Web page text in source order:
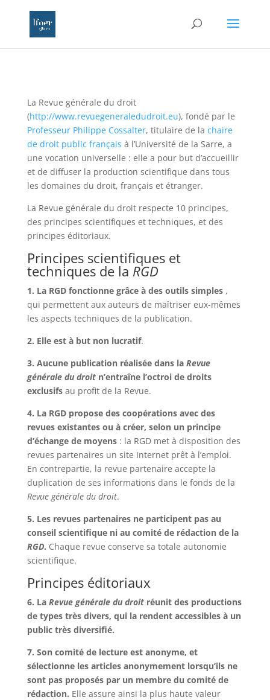
La Revue générale du droit
(http://www.revuegeneraledudroit.eu), fondé par le
Professeur Philippe Cossalter, titulaire de la chaire
de droit public français à l’Université de la Sarre, a
une vocation universelle : elle a pour but d’accueillir
et de diffuser la production scientifique dans tous
les domaines du droit, français et étranger.
La Revue générale du droit respecte 10 principes,
des principes scientifiques et techniques, et des
principes éditoriaux.
Principes scientifiques et
techniques de la RGD
1. La RGD fonctionne grâce à des outils simples,
qui permettent aux auteurs de maîtriser eux-mêmes
les aspects techniques de la publication.
2. Elle est à but non lucratif.
3. Aucune publication réalisée dans la Revue
générale du droitn’entraîne l’octroi de droits
exclusifsau profit de la Revue.
4. La RGD propose des coopérations avec des
revues existantes ou à créer, selon un principe
d’échange de moyens: la RGD met à disposition des
revues partenaires un site Internet prêt à l’emploi.
En contrepartie, la revue partenaire accepte la
duplication de ses informations dans le fonds de la
Revue générale du droit.
5. Les revues partenaires ne participent pas au
conseil scientifique ni au comité de rédaction de la
RGD. Chaque revue conserve sa totale autonomie
scientifique.
Principes éditoriaux
6. La Revue générale du droitréunit des productions
de types très divers, qui la rendent accessibles à un
public très diversifié.
7. Son comité de lecture est anonyme, et
sélectionne les articles anonymement lorsqu’ils ne
sont pas proposés par un membre du comité de
rédaction. Elle assure ainsi la plus haute valeur